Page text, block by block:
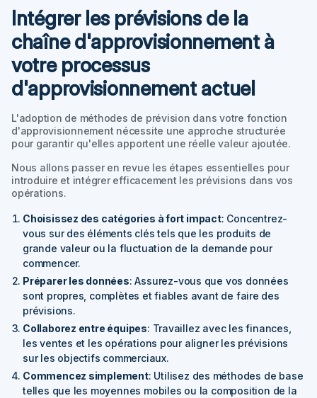
Intégrer les prévisions de la
chaîne d'approvisionnement à
votre processus
d'approvisionnement actuel
L'adoption de méthodes de prévision dans votre fonction
d'approvisionnement nécessite une approche structurée
pour garantir qu'elles apportent une réelle valeur ajoutée.
Nous allons passer en revue les étapes essentielles pour
introduire et intégrer efficacement les prévisions dans vos
opérations.
Choisissez des catégories à fort impact: Concentrez-
vous sur des éléments clés tels que les produits de
grande valeur ou la fluctuation de la demande pour
commencer.
Préparer les données: Assurez-vous que vos données
sont propres, complètes et fiables avant de faire des
prévisions.
Collaborez entre équipes: Travaillez avec les finances,
les ventes et les opérations pour aligner les prévisions
sur les objectifs commerciaux.
Commencez simplement: Utilisez des méthodes de base
telles que les moyennes mobiles ou la composition de la